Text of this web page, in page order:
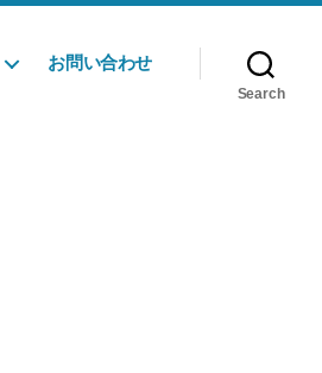
お問い合わせ
Search